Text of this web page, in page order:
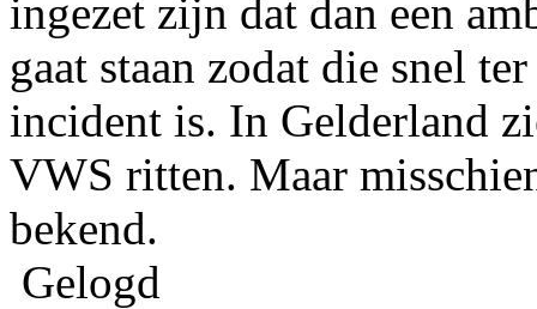
ingezet zijn dat dan een
gaat staan zodat die snel
incident is. In Gelderland
VWS ritten. Maar
bekend.
Gelogd